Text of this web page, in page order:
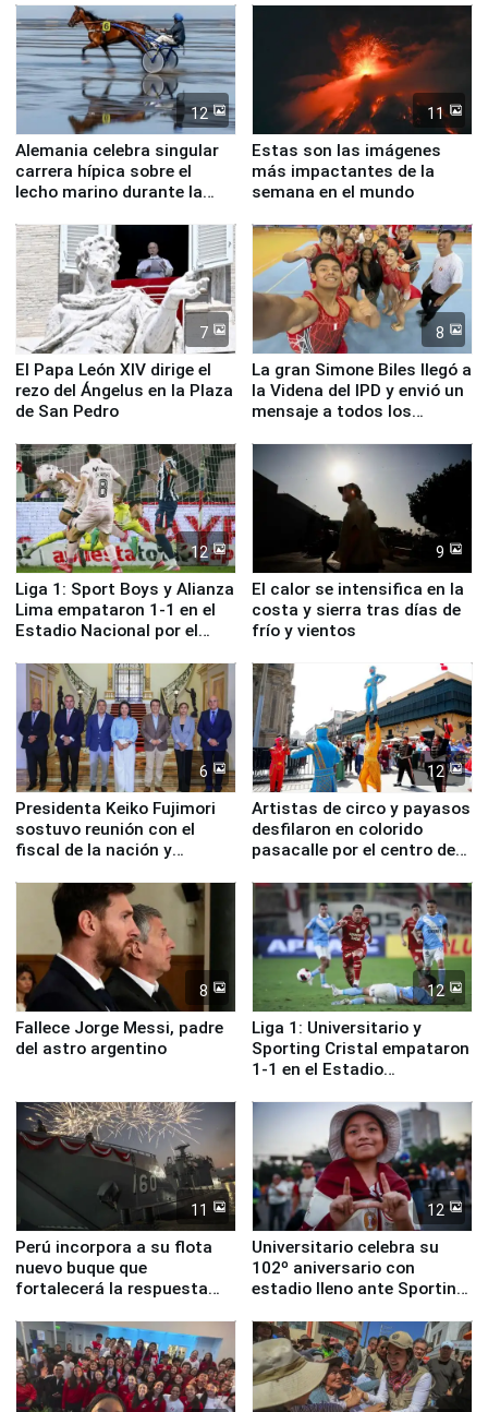
12
Alemania celebra singular
carrera hípica sobre el
lecho marino durante la
11
Estas son las imágenes
más impactantes de la
semana en el mundo
7
El Papa León XIV dirige el
rezo del Ángelus en la Plaza
de San Pedro
8
La gran Simone Biles llegó a
la Videna del IPD y envió un
mensaje a todos los
12
Liga 1: Sport Boys y Alianza
Lima empataron 1-1 en el
Estadio Nacional por el
9
El calor se intensifica en la
costa y sierra tras días de
frío y vientos
6
Presidenta Keiko Fujimori
sostuvo reunión con el
fiscal de la nación y
12
Artistas de circo y payasos
desfilaron en colorido
pasacalle por el centro de
8
Fallece Jorge Messi, padre
del astro argentino
12
Liga 1: Universitario y
Sporting Cristal empataron
1-1 en el Estadio
11
Perú incorpora a su flota
nuevo buque que
fortalecerá la respuesta
12
Universitario celebra su
102º aniversario con
estadio lleno ante Sporting